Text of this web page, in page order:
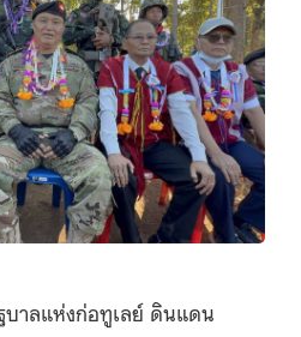
บาลแห่งก่อทูเลย์ ดินแดน